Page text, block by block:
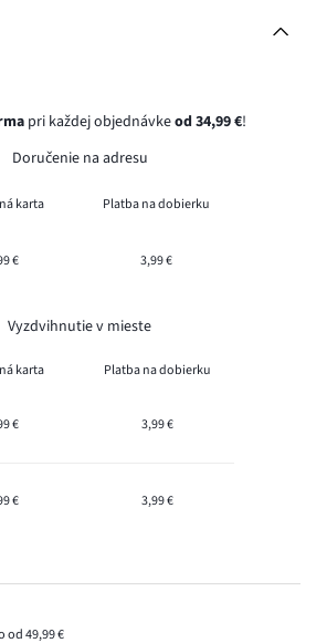
pri každej objednávkeod 34,99 €!
Doručenie na adresu
karta Platba na dobierku
€ 3,99 €
Vyzdvihnutie v mieste
karta Platba na dobierku
€ 3,99 €
€ 3,99 €
od 49,99 €